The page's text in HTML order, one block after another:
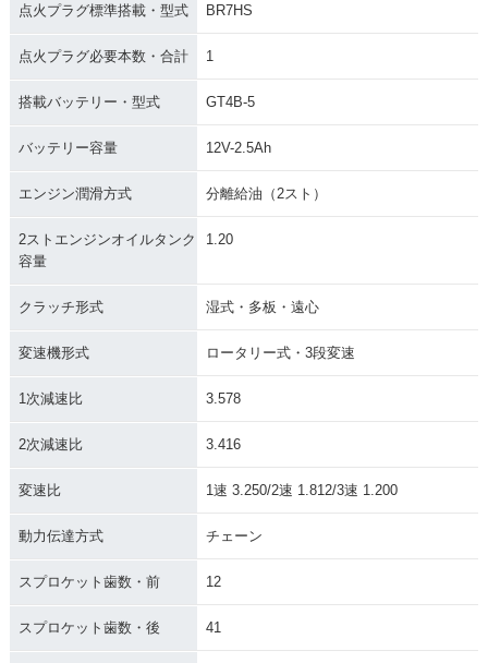
点火プラグ標準搭載・型式 BR7HS
点火プラグ必要本数・合計 1
搭載バッテリー・型式 GT4B-5
バッテリー容量 12V-2.5Ah
エンジン潤滑方式 分離給油（2スト）
2ストエンジンオイルタンク
容量
1.20
クラッチ形式 湿式・多板・遠心
変速機形式 ロータリー式・3段変速
1次減速比 3.578
2次減速比 3.416
変速比 1速 3.250/2速 1.812/3速 1.200
動力伝達方式 チェーン
スプロケット歯数・前 12
スプロケット歯数・後 41